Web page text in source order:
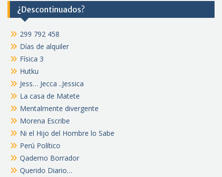
¿Descontinuados?
299 792 458
Días de alquiler
Física 3
Hutku
Jess… Jecca ..Jessica
La casa de Matete
Mentalmente divergente
Morena Escribe
Ni el Hijo del Hombre lo Sabe
Perú Político
Qaderno Borrador
Querido Diario…